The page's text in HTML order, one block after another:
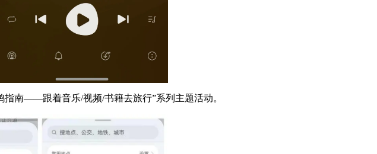
指南——跟着音乐/视频/书籍去旅行”系列主题活动。